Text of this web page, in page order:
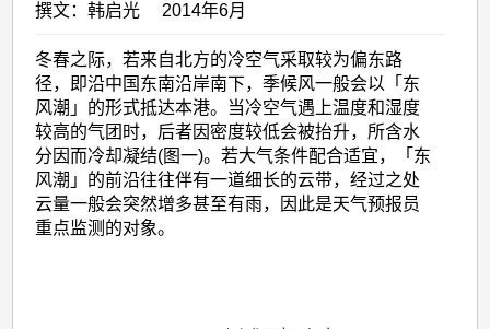
撰文：韩启光 2014年6月
冬春之际，若来自北方的冷空气采取较为偏东路
径，即沿中国东南沿岸南下，季候风一般会以「东
风潮」的形式抵达本港。当冷空气遇上温度和湿度
较高的气团时，后者因密度较低会被抬升，所含水
分因而冷却凝结(图一)。若大气条件配合适宜，「东
风潮」的前沿往往伴有一道细长的云带，经过之处
云量一般会突然增多甚至有雨，因此是天气预报员
重点监测的对象。